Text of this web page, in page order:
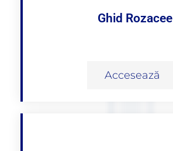
Ghid Rozacee
Accesează